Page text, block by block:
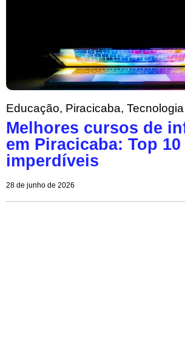
Educação, Piracicaba, Tecnologia
Melhores cursos de
em Piracicaba: Top
imperdíveis
28 de junho de 2026